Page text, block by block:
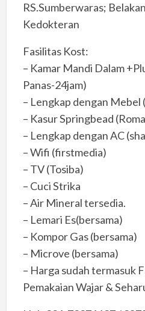
RS.Sumberwaras;
Kedokteran
Fasilitas Kost:
– Kamar Mandi Dalam
Panas-24jam)
– Lengkap dengan
– Kasur Springbead
– Lengkap dengan AC
– Wifi (firstmedia)
– TV (Tosiba)
– Cuci Strika
– Air Mineral tersedia.
– Lemari Es(bersama)
– Kompor Gas (bersama)
– Microve (bersama)
– Harga sudah termasuk
Pemakaian Wajar &